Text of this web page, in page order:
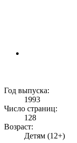
Год выпуска:
1993
Число страниц:
128
Возраст:
Детям (12+)